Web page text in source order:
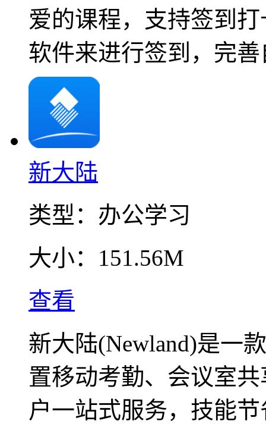
爱的课程，支持签到
软件来进行签到，完
新大陆
类型： 办公学习
大小： 151.56M
查看
新大陆(Newland)是一
置移动考勤、会议室
户一站式服务，技能